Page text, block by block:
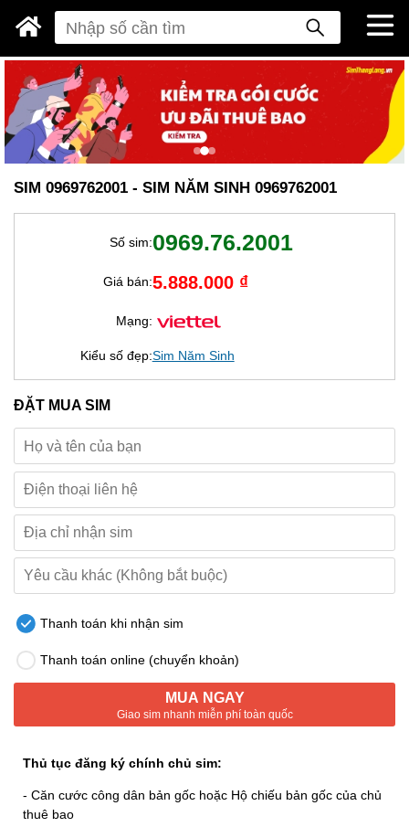
SIM 0969762001 - SIM NĂM SINH 0969762001
Số sim:0969.76.2001
Giá bán:5.888.000 ₫
Mạng:
Kiểu số đẹp:Sim Năm Sinh
ĐẶT MUA SIM
Thanh toán khi nhận sim
Thanh toán online (chuyển khoản)
MUA NGAY
Giao sim nhanh miễn phí toàn quốc
Thủ tục đăng ký chính chủ sim:
- Căn cước công dân bản gốc hoặc Hộ chiếu bản gốc của chủ
thuê bao